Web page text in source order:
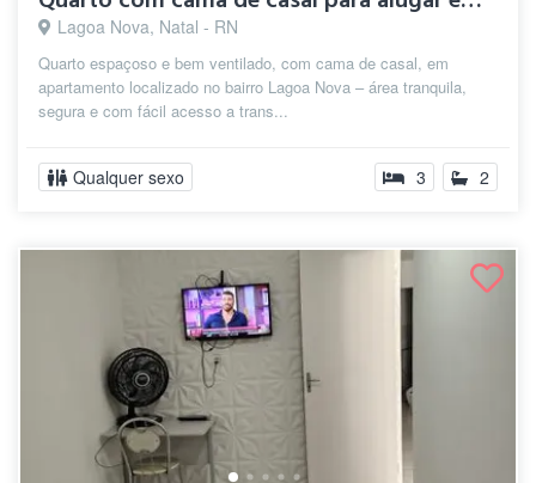
Lagoa Nova, Natal - RN
Quarto espaçoso e bem ventilado, com cama de casal, em
apartamento localizado no bairro Lagoa Nova – área tranquila,
segura e com fácil acesso a trans...
Qualquer sexo 3 2